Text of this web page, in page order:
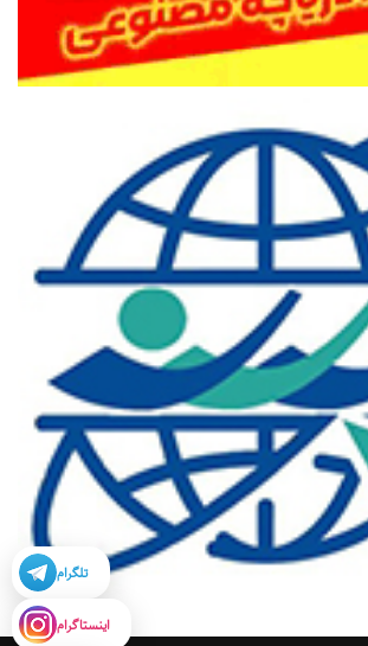
تلگرام
اینستاگرام